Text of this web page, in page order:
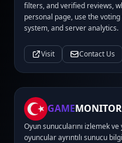
filters, and verified reviews,
personal page, use the
system, and server analytics.
Visit Contact Us
GAME
Oyun sunucularını izlemek
oyuncular ayrıntılı sunucu